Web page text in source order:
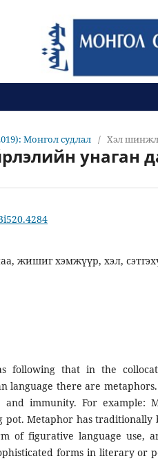
Монгол судлал / Хэл
унаган
жишиг хэмжүүр, хэл,
following that in the
language there are
and immunity. For example:
pot. Metaphor has traditionally
of figurative language use,
forms in literary or